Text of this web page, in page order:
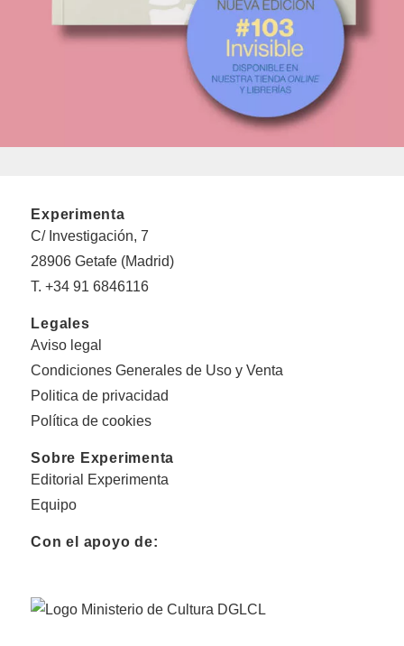
Experimenta
C/ Investigación, 7
28906 Getafe (Madrid)
T. +34 91 6846116
Legales
Aviso legal
Condiciones Generales de Uso y Venta
Politica de privacidad
Política de cookies
Sobre Experimenta
Editorial Experimenta
Equipo
Con el apoyo de: